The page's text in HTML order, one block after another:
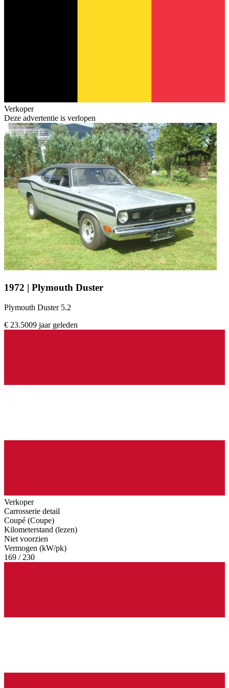
Verkoper
Deze advertentie is verlopen
1972 | Plymouth Duster
Plymouth Duster 5.2
€ 23.5009 jaar geleden
Verkoper
Carrosserie detail
Coupé (Coupe)
Kilometerstand (lezen)
Niet voorzien
Vermogen (kW/pk)
169 / 230